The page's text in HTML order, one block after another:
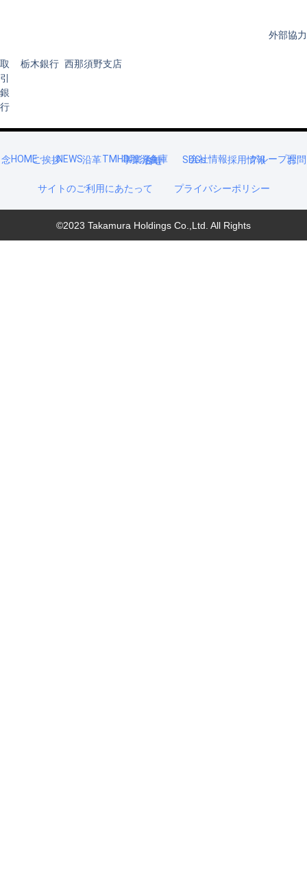
外部協力
取
引
銀
行
栃木銀行 西那須野支店
HOMENEWSTMHD那須倉庫会社情報
グループ理念 ご挨拶沿革 事業活動 SDGs 採用情報
お問合せ
サイトのご利用にあたって プライバシーポリシー
©2023 Takamura Holdings Co.,Ltd. All Rights